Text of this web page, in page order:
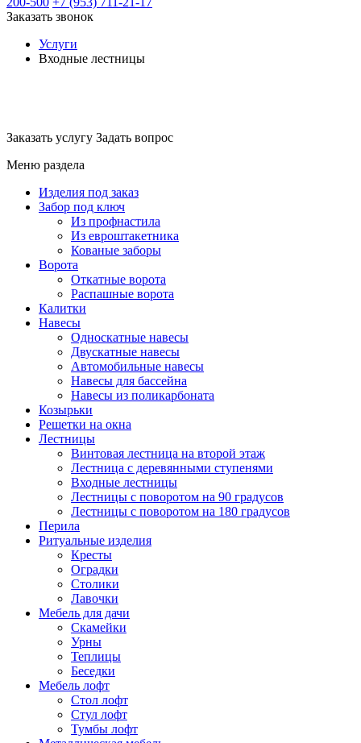
Заказать звонок
Услуги
Входные лестницы
Заказать услугу Задать вопрос
Меню раздела
Изделия под заказ
Забор под ключ
Из профнастила
Из евроштакетника
Кованые заборы
Ворота
Откатные ворота
Распашные ворота
Калитки
Навесы
Односкатные навесы
Двускатные навесы
Автомобильные навесы
Навесы для бассейна
Навесы из поликарбоната
Козырьки
Решетки на окна
Лестницы
Винтовая лестница на второй этаж
Лестница с деревянными ступенями
Входные лестницы
Лестницы с поворотом на 90 градусов
Лестницы с поворотом на 180 градусов
Перила
Ритуальные изделия
Кресты
Оградки
Столики
Лавочки
Мебель для дачи
Скамейки
Урны
Теплицы
Беседки
Мебель лофт
Стол лофт
Стул лофт
Тумбы лофт